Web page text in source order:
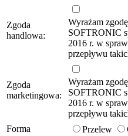
Zgoda
handlowa:
Wyrażam
SOFTRONIC
2016 r. w
przepływu
Zgoda
marketingowa:
Wyrażam
SOFTRONIC
2016 r. w
przepływu
Forma
Przelew